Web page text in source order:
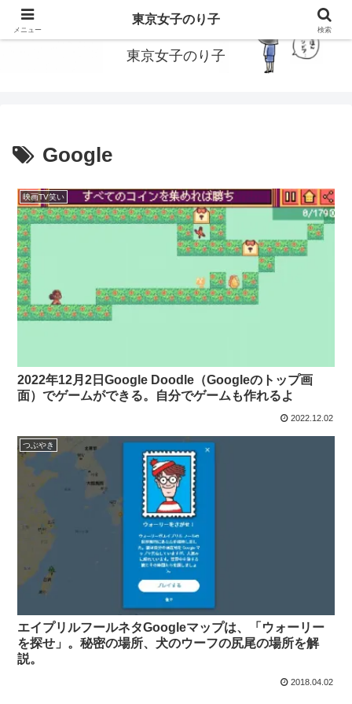
東京で働いてる女子のり子のブログです
東京女子のり子
Google
映画TV笑い
2022年12月2日Google Doodle（Googleのトップ画
面）でゲームができる。自分でゲームも作れるよ
2022.12.02
つぶやき
エイプリルフールネタGoogleマップは、「ウォーリー
を探せ」。秘密の場所、犬のウーフの尻尾の場所を解
説。
2018.04.02
メニュー
東京女子のり子
検索